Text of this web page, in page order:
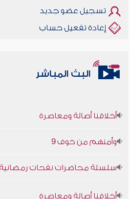
تسجيل عضو جديد
إعادة تفعيل حساب
البث المباشر
أخلاقنا أصالة ومعاصرة
وأمنهم من خوف 9
سلسلة محاضرات نفحات رمضانية 1444هـ
أخلاقنا أصالة ومعاصرة